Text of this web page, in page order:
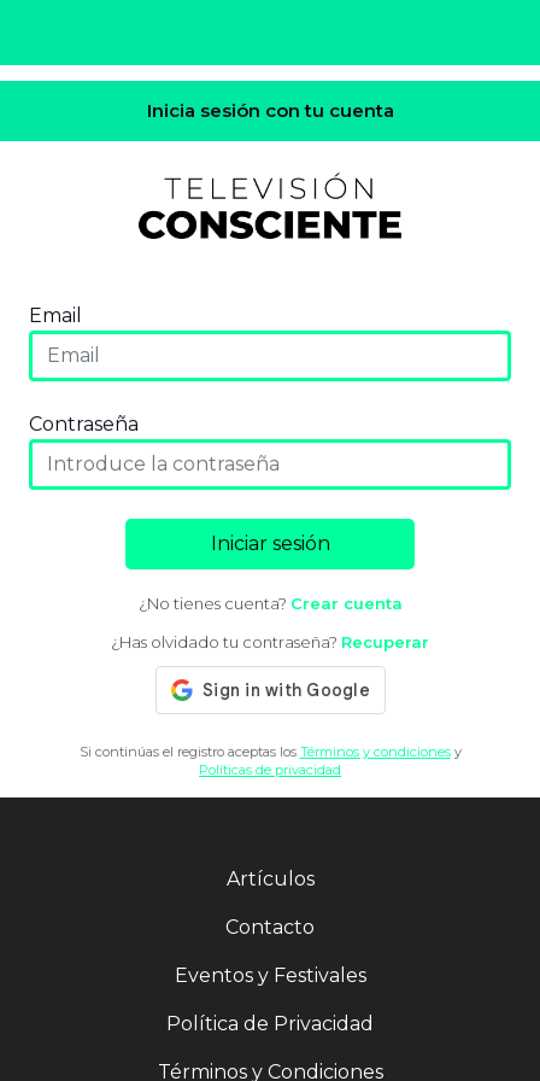
Inicia sesión con tu cuenta
Email
Contraseña
Iniciar sesión
¿No tienes cuenta? Crear cuenta
¿Has olvidado tu contraseña? Recuperar
Si continúas el registro aceptas los Términos y condicionesy
Políticas de privacidad
Artículos
Contacto
Eventos y Festivales
Política de Privacidad
Términos y Condiciones